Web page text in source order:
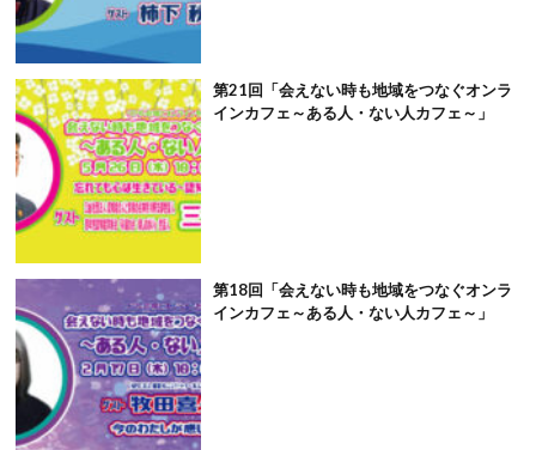
第21回「会えない時も地域をつなぐオンラ
インカフェ～ある人・ない人カフェ～」
第18回「会えない時も地域をつなぐオンラ
インカフェ～ある人・ない人カフェ～」